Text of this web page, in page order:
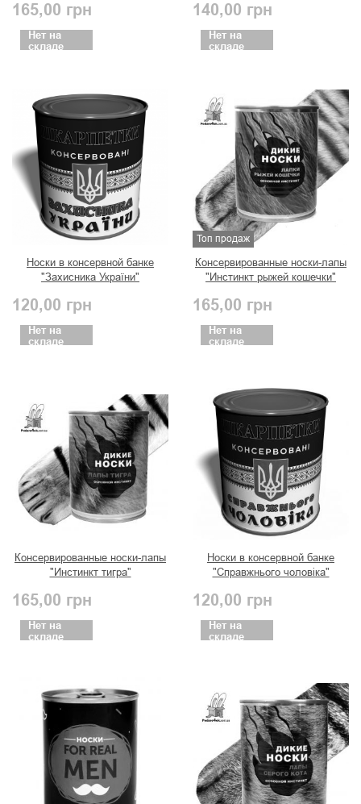
165,00 грн
Нет на
складе
140,00 грн
Нет на
складе
Носки в консервной банке
"Захисника України"
120,00 грн
Нет на
складе
Топ продаж
Консервированные носки-лапы
"Инстинкт рыжей кошечки"
165,00 грн
Нет на
складе
Консервированные носки-лапы
"Инстинкт тигра"
165,00 грн
Нет на
складе
Носки в консервной банке
"Справжнього чоловіка"
120,00 грн
Нет на
складе